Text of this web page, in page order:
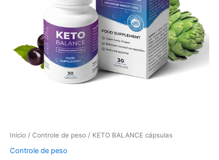
Início / Controle de peso / KETO BALANCE cápsulas
Controle de peso